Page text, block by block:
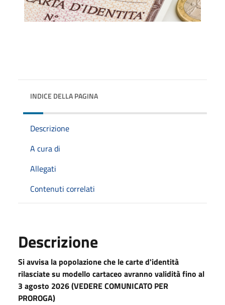
INDICE DELLA PAGINA
Descrizione
A cura di
Allegati
Contenuti correlati
Descrizione
Si avvisa la popolazione che le carte d'identità
rilasciate su modello cartaceo avranno validità fino al
3 agosto 2026 (VEDERE COMUNICATO PER
PROROGA)